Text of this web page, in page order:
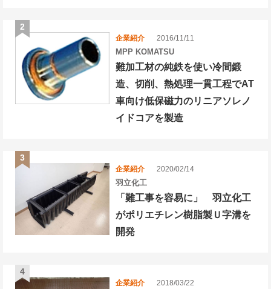
企業紹介 2016/11/11
MPP KOMATSU
難加工材の純鉄を使い冷間鍛
造、切削、熱処理一貫工程でAT
車向け低保磁力のリニアソレノ
イドコアを製造
企業紹介 2020/02/14
羽立化工
「難工事を容易に」 羽立化工
がポリエチレン樹脂製Ｕ字溝を
開発
企業紹介 2018/03/22